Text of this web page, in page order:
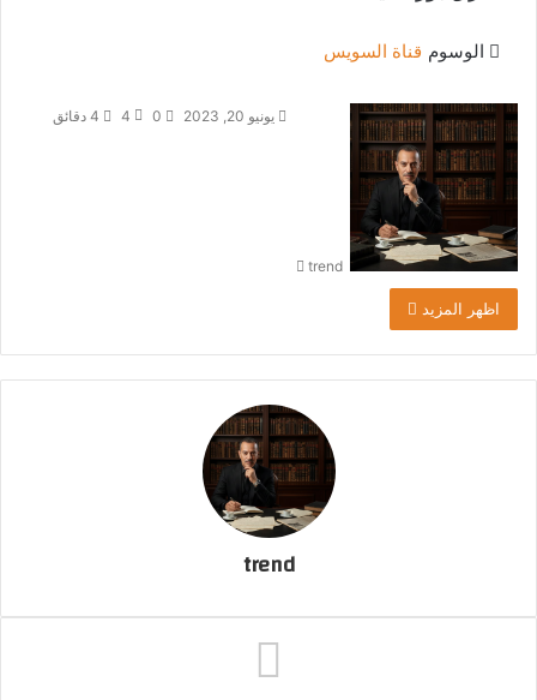
الوسوم قناة السويس
trend
ت
ر
و
ن
ي
يونيو 20, 2023 0
4
اظهر المزيد
trend